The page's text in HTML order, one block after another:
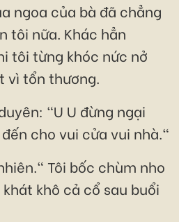
ngoa của bà đã chẳng
tôi nữa. Khác hẳn
tôi từng khóc nức nở
vì tổn thương.
"U U đừng ngại
cho vui cửa vui nhà."
Tôi bốc chùm nho
khô cả cổ sau buổi